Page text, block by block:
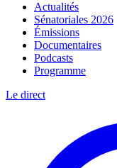
Actualités
Sénatoriales 2026
Émissions
Documentaires
Podcasts
Programme
Le direct